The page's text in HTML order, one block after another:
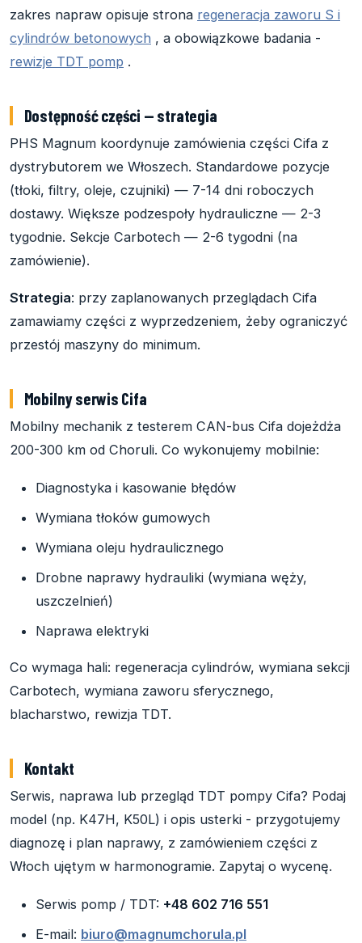
zakres napraw opisuje strona regeneracja zaworu S i
cylindrów betonowych , a obowiązkowe badania -
rewizje TDT pomp .
Dostępność części — strategia
PHS Magnum koordynuje zamówienia części Cifa z
dystrybutorem we Włoszech. Standardowe pozycje
(tłoki, filtry, oleje, czujniki) — 7-14 dni roboczych
dostawy. Większe podzespoły hydrauliczne — 2-3
tygodnie. Sekcje Carbotech — 2-6 tygodni (na
zamówienie).
Strategia: przy zaplanowanych przeglądach Cifa
zamawiamy części z wyprzedzeniem, żeby ograniczyć
przestój maszyny do minimum.
Mobilny serwis Cifa
Mobilny mechanik z testerem CAN-bus Cifa dojeżdża
200-300 km od Choruli. Co wykonujemy mobilnie:
Diagnostyka i kasowanie błędów
Wymiana tłoków gumowych
Wymiana oleju hydraulicznego
Drobne naprawy hydrauliki (wymiana węży,
uszczelnień)
Naprawa elektryki
Co wymaga hali: regeneracja cylindrów, wymiana sekcji
Carbotech, wymiana zaworu sferycznego,
blacharstwo, rewizja TDT.
Kontakt
Serwis, naprawa lub przegląd TDT pompy Cifa? Podaj
model (np. K47H, K50L) i opis usterki - przygotujemy
diagnozę i plan naprawy, z zamówieniem części z
Włoch ujętym w harmonogramie. Zapytaj o wycenę.
Serwis pomp / TDT: +48 602 716 551
E-mail: biuro@magnumchorula.pl